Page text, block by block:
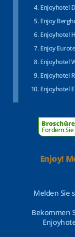
Enjoyhotel
Enjoy
Enjoyhotel
Enjoy
Enjoyhotel
Enjoyhotel
Enjoyhotel
Fordern
Enjoy!
Melden Sie
Bekommen